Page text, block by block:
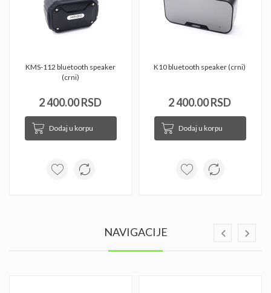
KMS-112 bluetooth speaker
(crni)
2 400.00 RSD
Dodaj u korpu
K10 bluetooth speaker (crni)
2 400.00 RSD
Dodaj u korpu
NAVIGACIJE